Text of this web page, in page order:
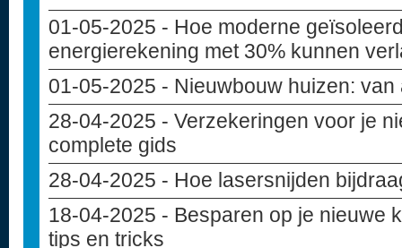
01-05-2025 - Hoe moderne
energierekening met 30% kunnen
01-05-2025 - Nieuwbouw huizen:
28-04-2025 - Verzekeringen voor je
complete gids
28-04-2025 - Hoe lasersnijden
18-04-2025 - Besparen op je nieuwe
tips en tricks